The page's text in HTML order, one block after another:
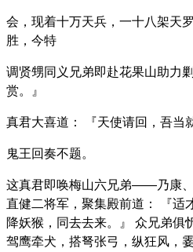
会，现着十万天兵，一十八架天
胜，今特
调贤甥同义兄弟即赴花果山助力
赏。』
真君大喜道： 『天使请回，吾当
鬼王回奏不题。
这真君即唤梅山六兄弟——乃康、
直健二将军，聚集殿前道： 『适
降妖猴，同去去来。』 众兄弟俱
驾鹰牵犬，搭弩张弓，纵狂风，